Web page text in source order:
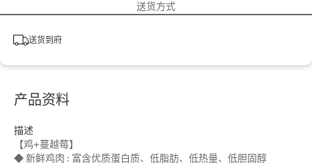
送货方式
送货到府
产品资料
描述
【鸡+蔓越莓】
◆ 新鲜鸡肉 : 富含优质蛋白质、低脂肪、低热量、低胆固醇